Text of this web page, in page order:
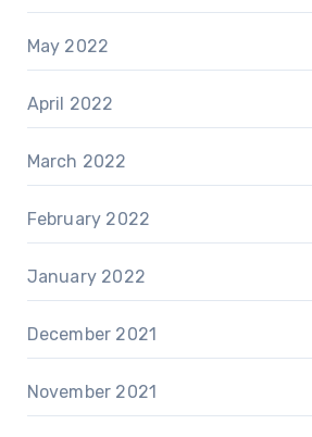
May 2022
April 2022
March 2022
February 2022
January 2022
December 2021
November 2021